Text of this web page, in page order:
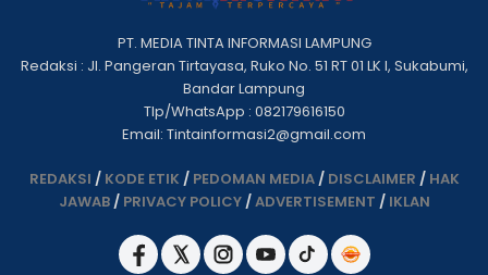
PT. MEDIA TINTA INFORMASI LAMPUNG
Redaksi : Jl. Pangeran Tirtayasa, Ruko No. 51 RT 01 LK I, Sukabumi,
Bandar Lampung
Tlp/WhatsApp : 082179616150
Email: Tintainformasi2@gmail.com
REDAKSI / KODE ETIK / PEDOMAN MEDIA/ DISCLAIMER / HAK
JAWAB/ PRIVACY POLICY/ADVERTISEMENT / IKLAN